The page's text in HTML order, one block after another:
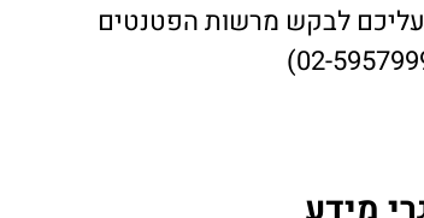
עליכם לבקש מרשות הפטנטים